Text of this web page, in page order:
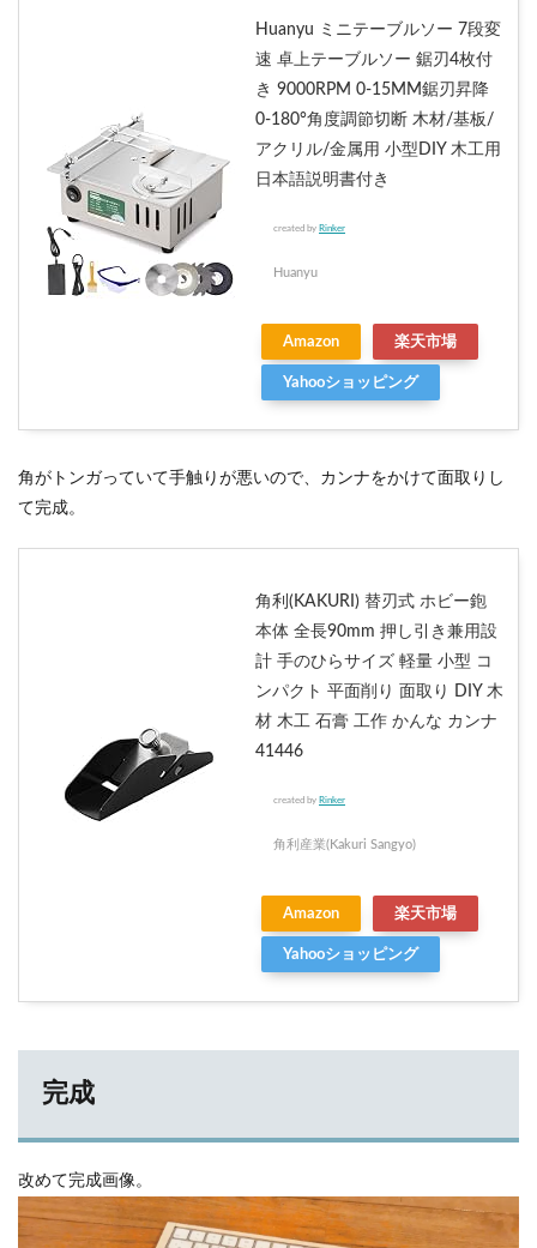
Huanyu ミニテーブルソー 7段変
速 卓上テーブルソー 鋸刃4枚付
き 9000RPM 0-15MM鋸刃昇降
0-180°角度調節切断 木材/基板/
アクリル/金属用 小型DIY 木工用
日本語説明書付き
created by Rinker
Huanyu
Amazon 楽天市場
Yahooショッピング
角がトンガっていて手触りが悪いので、カンナをかけて面取りし
て完成。
角利(KAKURI) 替刃式 ホビー鉋
本体 全長90mm 押し引き兼用設
計 手のひらサイズ 軽量 小型 コ
ンパクト 平面削り 面取り DIY 木
材 木工 石膏 工作 かんな カンナ
41446
created by Rinker
角利産業(Kakuri Sangyo)
Amazon 楽天市場
Yahooショッピング
完成
改めて完成画像。